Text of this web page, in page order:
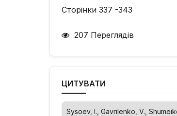
Сторінки 337 -343
207 Переглядів
ЦИТУВАТИ
Sysoev, І., Gavrilenko, V.,